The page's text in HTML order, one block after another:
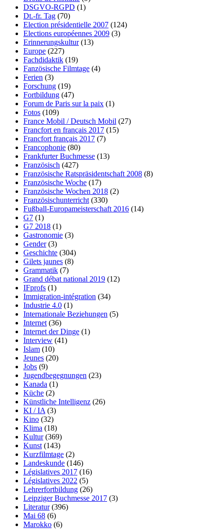
DSGVO-RGPD (1)
Dt.-fr. Tag (70)
Election présidentielle 2007 (124)
Elections européennes 2009 (3)
Erinnerungskultur(13)
Europe (227)
Fachdidaktik (19)
Fanzösische Filmtage (4)
Ferien (3)
Forschung (19)
Fortbildung (47)
Forum de Paris sur la paix (1)
Fotos (109)
France Mobil / Deutsch Mobil (27)
Francfort en français 2017 (15)
Francfort français 2017 (7)
Francophonie (80)
Frankfurter Buchmesse (13)
Französisch (427)
Französische Ratspräsidentschaft 2008 (8)
Französische Woche (17)
Französische Wochen 2018 (2)
Französischunterricht (330)
Fußball-Europameisterschaft 2016 (14)
G7 (1)
G7 2018 (1)
Gastronomie (3)
Gender(3)
Geschichte (304)
Gilets jaunes (8)
Grammatik (7)
Grand débat national 2019 (12)
IFprofs (1)
Immigration-intégration (34)
Industrie 4.0 (1)
Internationale Beziehungen (5)
Internet (36)
Internet der Dinge (1)
Interview (41)
Islam (10)
Jeunes (20)
Jobs (9)
Jugendbegegnungen (23)
Kanada (1)
Küche (2)
Künstliche Intelligenz (26)
KI / IA (3)
Kino (32)
Klima (18)
Kultur(369)
Kunst (143)
Kurzfilmtage (2)
Landeskunde (146)
Législatives 2017 (16)
Législatives 2022 (5)
Lehrerfortbildung (26)
Leipziger Buchmesse 2017 (3)
Literatur(396)
Mai 68 (6)
Marokko (6)